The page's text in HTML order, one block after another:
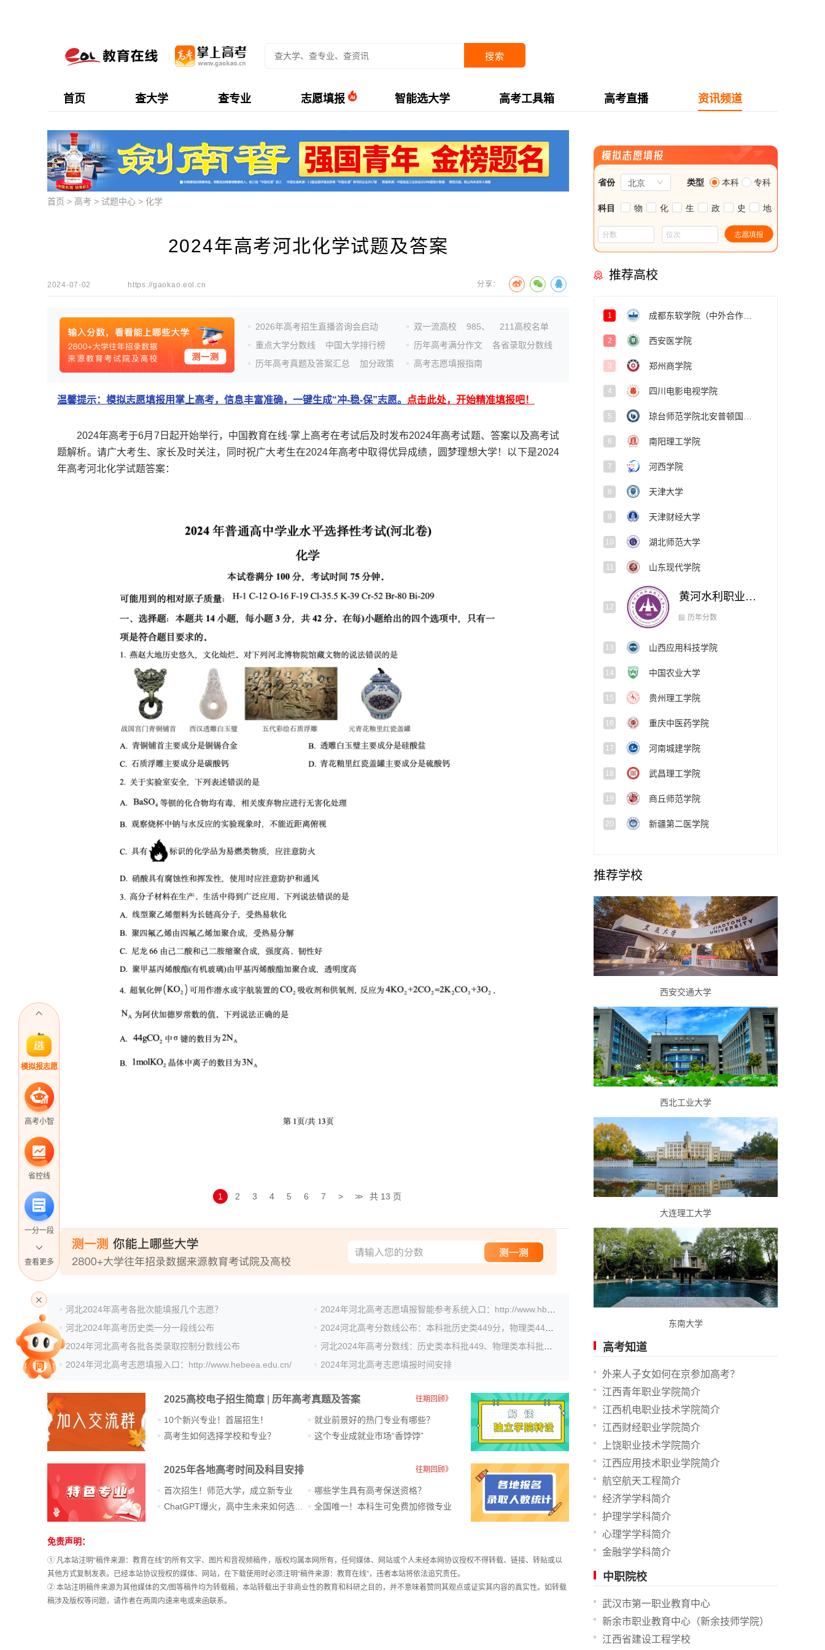
搜索
首页 查大学 查专业 志愿填报 智能选大学 高考工具箱 高考直播 资讯频道
模拟报志愿
高考小智
省控线
一分一段
专家指导课
院校排行
高考作文
高考真题
查看更多
首页 > 高考 > 试题中心 > 化学
2024年高考河北化学试题及答案
2024-07-02 https://gaokao.eol.cn 分享：
2026年高考招生直播咨询会启动
重点大学分数线
中国大学排行榜
历年高考真题及答案汇总
加分政策
双一流高校 985、
211高校名单
历年高考满分作文
各省录取分数线
高考志愿填报指南
温馨提示：模拟志愿填报用掌上高考，信息丰富准确，一键生成“冲-稳-保”志愿。 点击此处，开始精准填报吧！
2024年高考于6月7日起开始举行，中国教育在线·掌上高考在考试后及时发布2024年高考试题、答案以及高考试
题解析。请广大考生、家长及时关注，同时祝广大考生在2024年高考中取得优异成绩，圆梦理想大学！以下是2024
年高考河北化学试题答案：
1 2 3 4 5 6 7 > >> 共 13 页
河北2024年高考各批次能填报几个志愿？
河北2024年高考历史类一分一段线公布
2024年河北高考各批各类录取控制分数线公布
2024年河北高考志愿填报入口：http://www.hebeea.edu.cn/
2024年河北高考志愿填报时间安排
2025高校电子招生简章 历年高考真题及答案 往期回顾》
10个新兴专业！首届招生！
高考生如何选择学校和专业？
就业前景好的热门专业有哪些？
这个专业成就业市场“香饽饽”​
2025年各地高考时间及科目安排 往期回顾》
首次招生！师范大学，成立新专业
哪些学生具有高考保送资格？
全国唯一！本科生可免费加修微专业
站
长
统
计
免责声明：
① 凡本站注明“稿件来源：教育在线”的所有文字、图片和音视频稿件，版权均属本网所有，任何媒体、网站或个人未经本网协议授权不得转载、链接、转贴或以
其他方式复制发表。已经本站协议授权的媒体、网站，在下载使用时必须注明“稿件来源：教育在线”，违者本站将依法追究责任。
② 本站注明稿件来源为其他媒体的文/图等稿件均为转载稿，本站转载出于非商业性的教育和科研之目的，并不意味着赞同其观点或证实其内容的真实性。如转载
稿涉及版权等问题，请作者在两周内速来电或来函联系。
推荐高校
1
2 西安医学院
3 郑州商学院
4 四川电影电视学院
5
6 南阳理工学院
7 河西学院
8 天津大学
9 天津财经大学
10 湖北师范大学
11 山东现代学院
黄河水利职业技术大学
历年分数
14 中国农业大学
15 贵州理工学院
16 重庆中医药学院
17 河南城建学院
18 武昌理工学院
19 商丘师范学院
20 新疆第二医学院
推荐学校
西安交通大学
西北工业大学
大连理工大学
东南大学
高考知道
外来人子女如何在京参加高考？
江西青年职业学院简介
江西机电职业技术学院简介
江西财经职业学院简介
上饶职业技术学院简介
江西应用技术职业学院简介
航空航天工程简介
经济学学科简介
护理学学科简介
心理学学科简介
金融学学科简介
中职院校
武汉市第一职业教育中心
新余市职业教育中心（新余技师学院）
江西省建设工程学校